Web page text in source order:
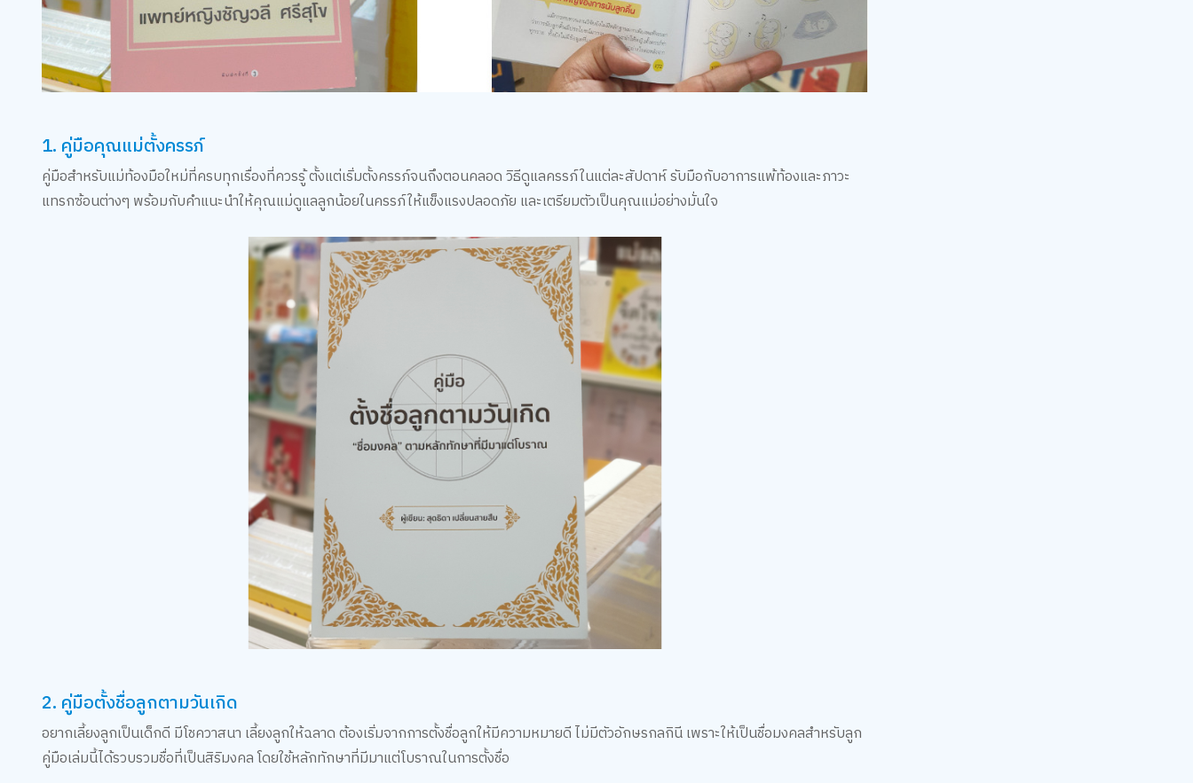
1. คู่มือคุณแม่ตั้งครรภ์
คู่มือสำหรับแม่ท้องมือใหม่ที่ครบทุกเรื่องที่ควรรู้ ตั้งแต่เริ่มตั้งครรภ์จนถึงตอนคลอด วิธีดูแลครรภ์ในแต่ละสัปดาห์ รับมือกับอาการแพ้ท้องและภาวะ
แทรกซ้อนต่างๆ พร้อมกับคำแนะนำให้คุณแม่ดูแลลูกน้อยในครรภ์ให้แข็งแรงปลอดภัย และเตรียมตัวเป็นคุณแม่อย่างมั่นใจ
2. คู่มือตั้งชื่อลูกตามวันเกิด
อยากเลี้ยงลูกเป็นเด็กดี มีโชควาสนา เลี้ยงลูกให้ฉลาด ต้องเริ่มจากการตั้งชื่อลูกให้มีความหมายดี ไม่มีตัวอักษรกลกินี เพราะให้เป็นชื่อมงคลสำหรับลูก
คู่มือเล่มนี้ได้รวบรวมชื่อที่เป็นสิริมงคล โดยใช้หลักทักษาที่มีมาแต่โบราณในการตั้งชื่อ